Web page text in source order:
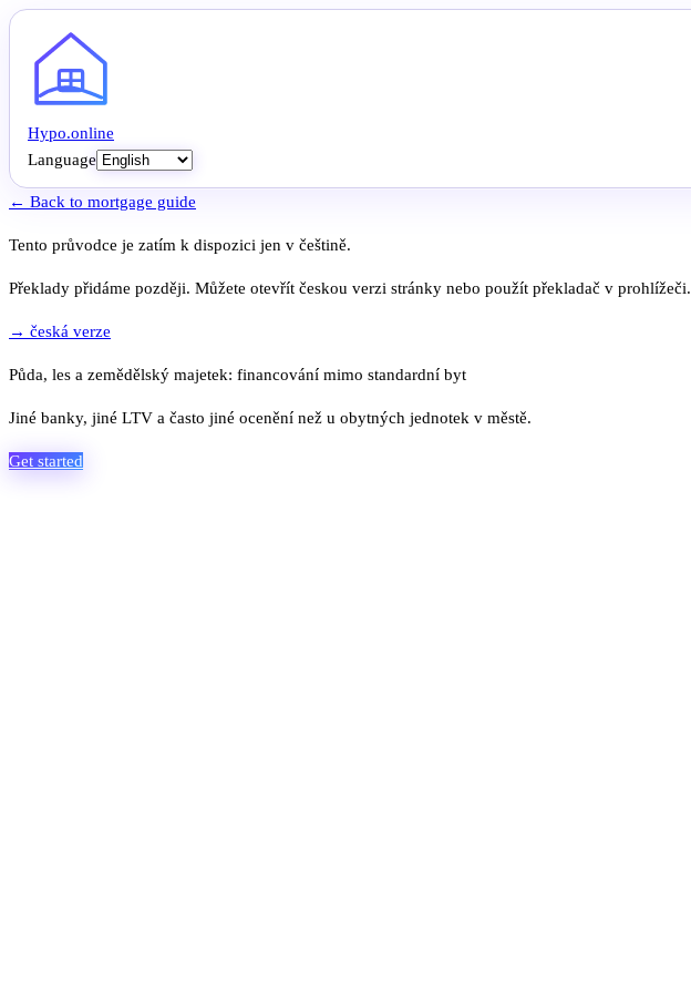
Hypo.online
Language
← Back to mortgage guide
Tento průvodce je zatím k dispozici jen v češtině.
Překlady přidáme později. Můžete otevřít českou verzi stránky nebo použít překladač v prohlížeči.
→ česká verze
Půda, les a zemědělský majetek: financování mimo standardní byt
Jiné banky, jiné LTV a často jiné ocenění než u obytných jednotek v městě.
Get started